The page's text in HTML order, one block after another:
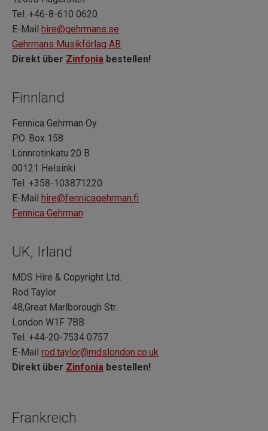
Tel. +46-8-610 0620
E-Mail hire@gehrmans.se
Gehrmans Musikförlag AB
Direkt über Zinfonia bestellen!
Finnland
Fennica Gehrman Oy
P.O. Box 158
Lönnrotinkatu 20 B
00121 Helsinki
Tel. +358-103871220
E-Mail hire@fennicagehrman.fi
Fennica Gehrman
UK, Irland
MDS Hire & Copyright Ltd.
Rod Taylor
48,Great Marlborough Str.
London W1F 7BB
Tel. +44-20-7534 0757
E-Mail rod.taylor@mdslondon.co.uk
Direkt über Zinfonia bestellen!
Frankreich